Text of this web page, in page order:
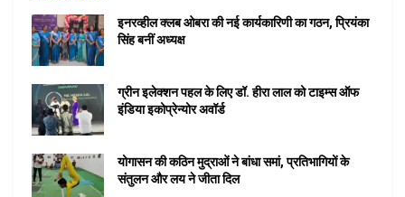
इनरव्हील क्लब ओबरा की नई कार्यकारिणी का गठन, प्रियंका
सिंह बनीं अध्यक्ष
ग्रीन इलेक्शन पहल के लिए डॉ. हीरा लाल को टाइम्स ऑफ
इंडिया इकोप्रेन्योर अवॉर्ड
योगासन की कठिन मुद्राओं ने बांधा समां, प्रतिभागियों के
संतुलन और लय ने जीता दिल